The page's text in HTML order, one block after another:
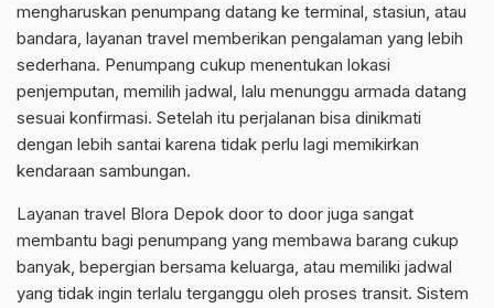
mengharuskan penumpang datang ke terminal, stasiun, atau
bandara, layanan travel memberikan pengalaman yang lebih
sederhana. Penumpang cukup menentukan lokasi
penjemputan, memilih jadwal, lalu menunggu armada datang
sesuai konfirmasi. Setelah itu perjalanan bisa dinikmati
dengan lebih santai karena tidak perlu lagi memikirkan
kendaraan sambungan.
Layanan travel Blora Depok door to door juga sangat
membantu bagi penumpang yang membawa barang cukup
banyak, bepergian bersama keluarga, atau memiliki jadwal
yang tidak ingin terlalu terganggu oleh proses transit. Sistem